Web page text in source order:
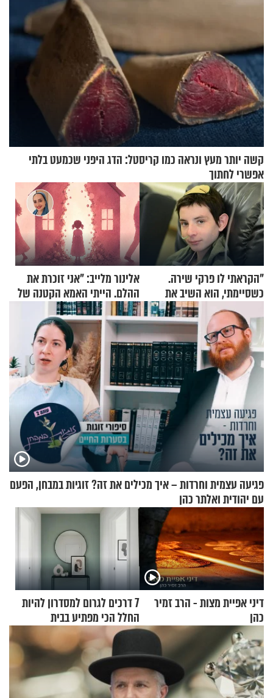
קשה יותר מעץ ונראה כמו קריסטל: הדג היפני שכמעט בלתי
אפשרי לחתוך
"הקראתי לו פרקי שירה.
כשסיימתי, הוא השיב את
נשמתו לבורא"
אלינור מלייב: "אני זוכרת את
ההלם. הייתי האמא הקטנה של
הבית"
פגיעה עצמית וחרדות – איך מכילים את זה? זוגיות במבחן, הפעם
עם יהודית ואלתר כהן
דיני אפיית מצות - הרב זמיר
כהן
7 דרכים לגרום למסדרון להיות
החלל הכי מפתיע בבית